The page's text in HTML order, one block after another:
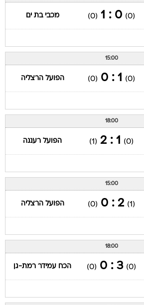
(0)
0 : 1
(0) מכבי בת ים
15:00
(0)
1 : 0
(0) הפועל הרצליה
18:00
(0)
1 : 2
(1) הפועל רעננה
15:00
(1)
2 : 0
(0) הפועל הרצליה
18:00
(0)
3 : 0
(0) הכח עמידר רמת-גן